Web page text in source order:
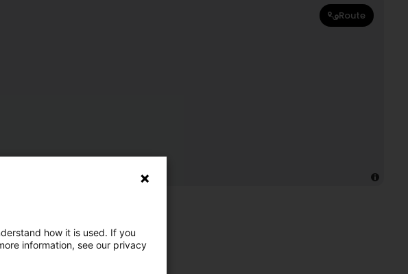
Route
how it is used. If you
information, see our privacy